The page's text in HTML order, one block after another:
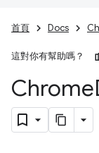
首頁 Docs
這對你有幫助嗎？
Chrome